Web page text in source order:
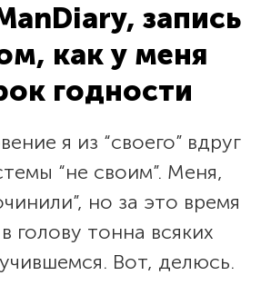
запись
как у меня
годности
я из “своего” вдруг
“не своим”. Меня,
но за это время
голову тонна всяких
Вот, делюсь.